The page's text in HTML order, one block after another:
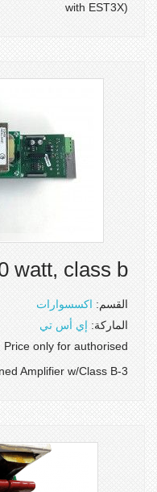
with EST3X)
watt, class b
القسم: اكسسوارات
الماركة: إي أس تي
Price only for authorised
3-ZA40B - 40 Watt Zoned Amplifier w/Class B